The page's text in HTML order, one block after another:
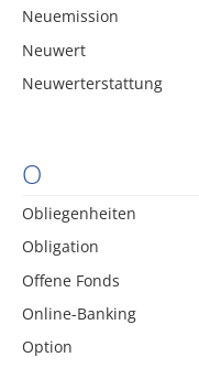
Neuemission
Neuwert
Neuwerterstattung
O
Obliegenheiten
Obligation
Offene Fonds
Online-Banking
Option